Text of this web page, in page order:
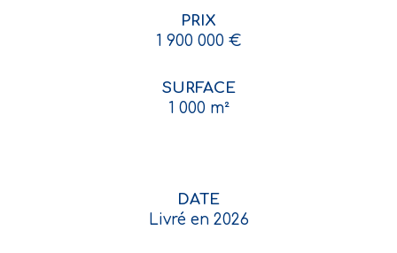
PRIX
1 900 000 €
SURFACE
1 000 m²
DATE
Livré en 2026